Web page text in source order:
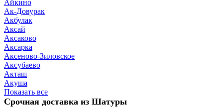
Айкино
Ак-Довурак
Акбулак
Аксай
Аксаково
Аксарка
Аксеново-Зиловское
Аксубаево
Акташ
Акуша
Показать все
Срочная доставка из Шатуры